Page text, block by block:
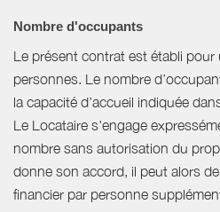
Nombre d'occupants
Le présent contrat est établi
personnes. Le nombre
la capacité d’accueil indiquée
Le Locataire s'engage
nombre sans autorisation du
donne son accord, il peut alors
financier par personne